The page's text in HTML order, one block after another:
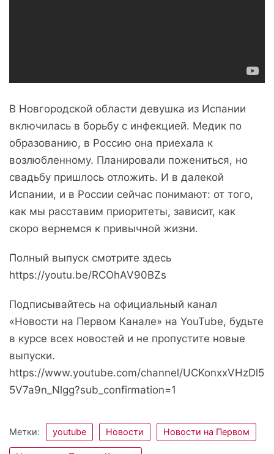
В Новгородской области девушка из Испании
включилась в борьбу с инфекцией. Медик по
образованию, в Россию она приехала к
возлюбленному. Планировали пожениться, но
свадьбу пришлось отложить. И в далекой
Испании, и в России сейчас понимают: от того,
как мы расставим приоритеты, зависит, как
скоро вернемся к привычной жизни.
Полный выпуск смотрите здесь
https://youtu.be/RCOhAV90BZs
Подписывайтесь на официальный канал
«Новости на Первом Канале» на YouTube, будьте
в курсе всех новостей и не пропустите новые
выпуски.
https://www.youtube.com/channel/UCKonxxVHzDl5
5V7a9n_Nlgg?sub_confirmation=1
Метки: youtube Новости Новости на Первом